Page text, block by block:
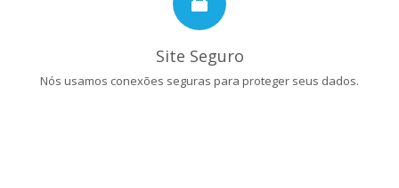
Site Seguro
Nós usamos conexões seguras para proteger seus dados.